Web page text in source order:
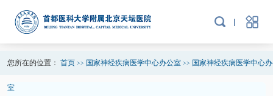
您所在的位置： 首页 >> 国家神经疾病医学中心办公室>> 国家神经疾病医学中心
室